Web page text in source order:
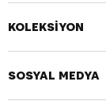
KOLEKSİYON
SOSYAL MEDYA